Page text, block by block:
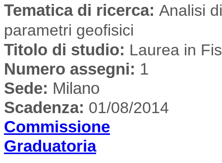
Tematica di ricerca: Analisi
parametri geofisici
Titolo di studio: Laurea in
Numero assegni: 1
Sede: Milano
Scadenza: 01/08/2014
Commissione
Graduatoria